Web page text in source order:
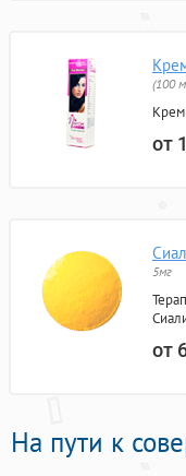
(100
от
5мг
от
На пути к